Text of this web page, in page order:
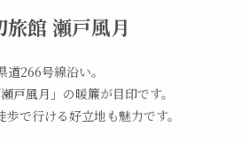
旅館 瀬戸風月
道266号線沿い。
戸風月」の暖簾が目印です。
で行ける好立地も魅力です。